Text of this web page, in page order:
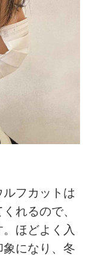
フカットは
れるので、
ほどよく入
になり、冬